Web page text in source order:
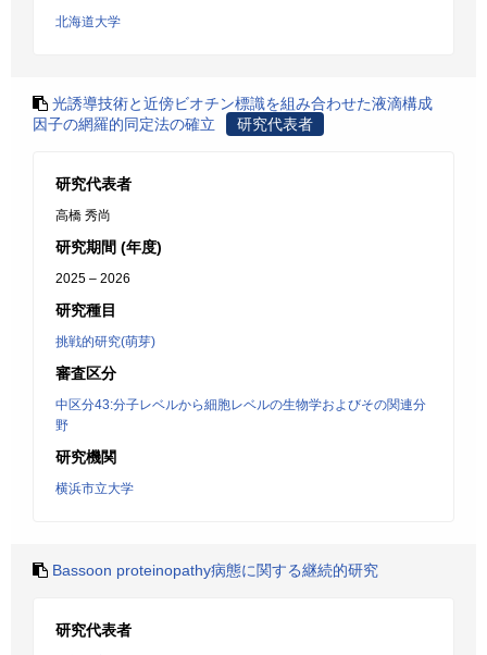
北海道大学
光誘導技術と近傍ビオチン標識を組み合わせた液滴構成
因子の網羅的同定法の確立
研究代表者
研究代表者
高橋 秀尚
研究期間 (年度)
2025 – 2026
研究種目
挑戦的研究(萌芽)
審査区分
中区分43:分子レベルから細胞レベルの生物学およびその関連分
野
研究機関
横浜市立大学
Bassoon proteinopathy病態に関する継続的研究
研究代表者